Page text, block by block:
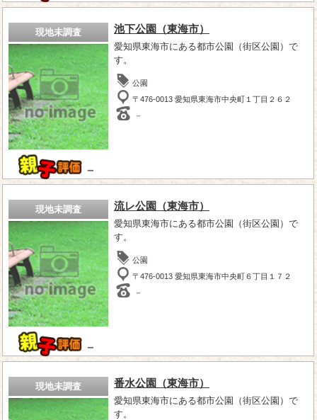
現地未調査
－
池下公園（東海市）
愛知県東海市にある都市公園（街区公園）で
す。
公園
〒476-0013 愛知県東海市中央町１丁目２６２
－
現地未調査
－
流レ公園（東海市）
愛知県東海市にある都市公園（街区公園）で
す。
公園
〒476-0013 愛知県東海市中央町６丁目１７２
－
現地未調査 番水公園（東海市）
愛知県東海市にある都市公園（街区公園）で
す。